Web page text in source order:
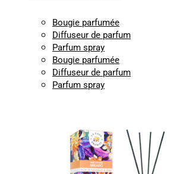
Bougie parfumée
Diffuseur de parfum
Parfum spray
Bougie parfumée
Diffuseur de parfum
Parfum spray